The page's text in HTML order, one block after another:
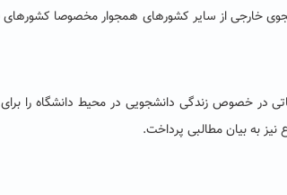
خارجی از سایر کشورهای همجوار مخصوصا کشورهای
در خصوص زندگی دانشجویی در محیط دانشگاه را
نیز به بیان مطالبی پرداخت.